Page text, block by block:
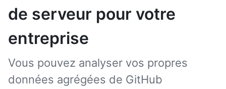
de serveur pour votre
entreprise
Vous pouvez analyser vos propres
données agrégées de GitHub